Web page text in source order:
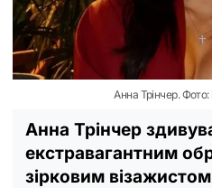
Анна Трінчер.
Анна Трінчер
екстравагантним
зірковим